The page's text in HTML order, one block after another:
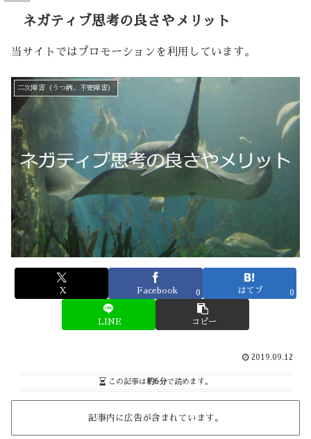
ネガティブ思考の良さやメリット
当サイトではプロモーションを利用しています。
二次障害（うつ病、不安障害）
X Facebook 0 はてブ 0
LINE コピー
2019.09.12
この記事は約6分で読めます。
記事内に広告が含まれています。